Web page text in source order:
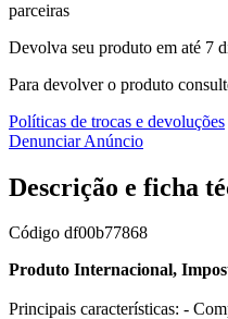
parceiras
Devolva seu produto em até 7
Para devolver o produto
Políticas de trocas e devoluções
Denunciar Anúncio
Descrição e ficha
Código df00b77868
Produto Internacional,
Principais características: -